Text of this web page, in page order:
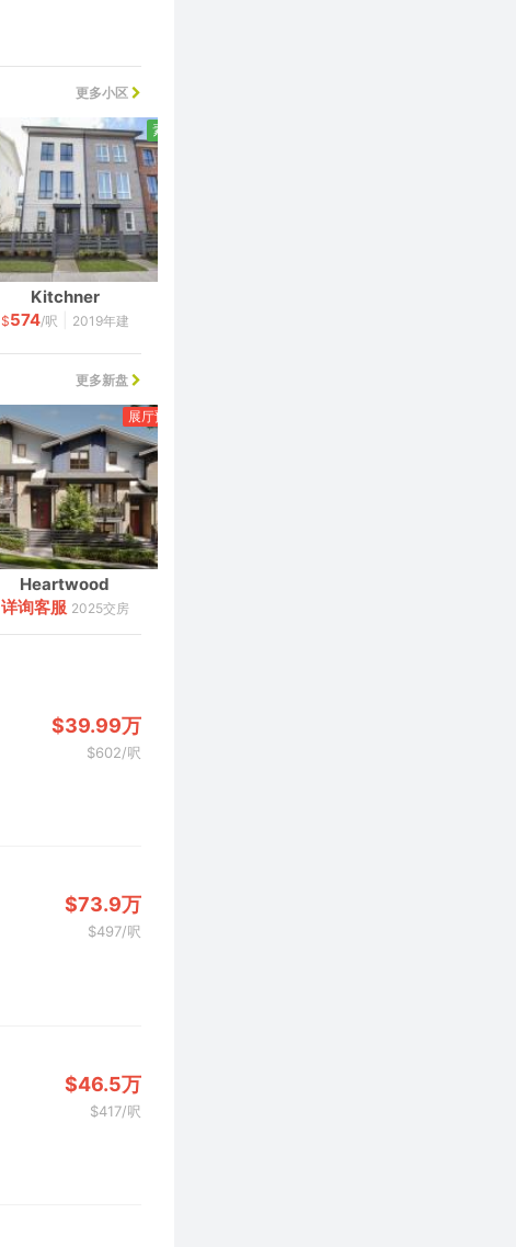
更多小区
Kitchner
$574/呎 2019年建
素里
更多新盘
Heartwood
详询客服 2025交房
展厅预览
$39.99万
$602/呎
$73.9万
$497/呎
$46.5万
$417/呎